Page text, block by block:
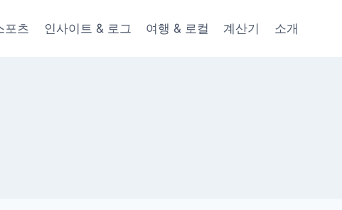
포츠 인사이트 & 로그 여행 & 로컬 계산기 소개